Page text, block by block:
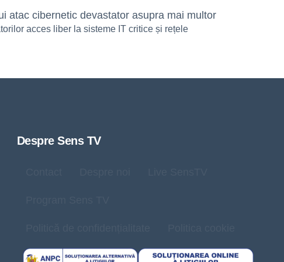
atac cibernetic devastator asupra mai multor
acces liber la sisteme IT critice și rețele
Despre Sens TV